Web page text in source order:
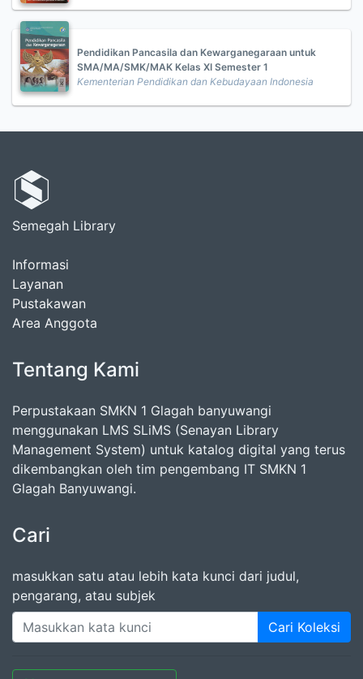
Pendidikan Pancasila dan Kewarganegaraan untuk
SMA/MA/SMK/MAK Kelas XI Semester 1
Kementerian Pendidikan dan Kebudayaan Indonesia
Semegah Library
Informasi
Layanan
Pustakawan
Area Anggota
Tentang Kami
Perpustakaan SMKN 1 Glagah banyuwangi
menggunakan LMS SLiMS (Senayan Library
Management System) untuk katalog digital yang terus
dikembangkan oleh tim pengembang IT SMKN 1
Glagah Banyuwangi.
Cari
masukkan satu atau lebih kata kunci dari judul,
pengarang, atau subjek
Cari Koleksi